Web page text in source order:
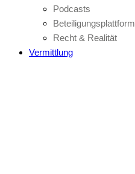
Podcasts
Beteiligungsplattform
Recht & Realität
Vermittlung